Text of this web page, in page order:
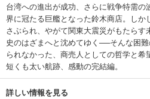
台湾への進出が成功、さらに戦争特需
界に冠たる巨艦となった鈴木商店。し
さぶられ、やがて関東大震災がもたら
史のはざまへと沈めてゆく──そんな困
られなかった、商売人としての哲学と
短くも太い航跡、感動の完結編。
詳しい情報を見る